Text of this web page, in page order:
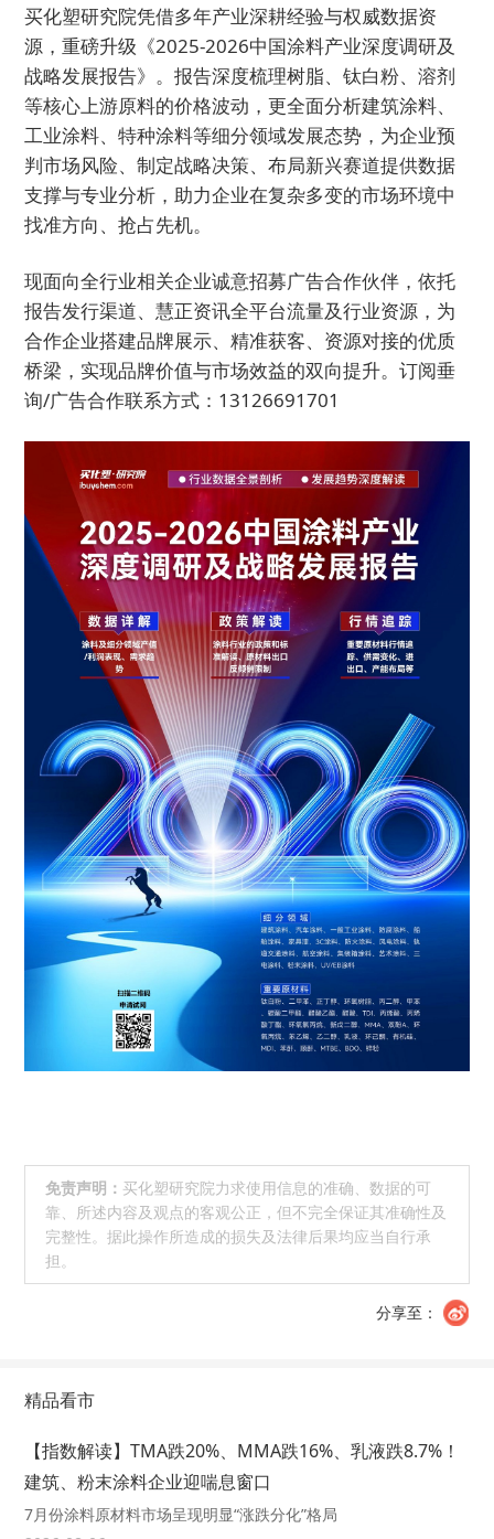
买化塑研究院凭借多年产业深耕经验与权威数据资
源，重磅升级《2025-2026中国涂料产业深度调研及
战略发展报告》。报告深度梳理树脂、钛白粉、溶剂
等核心上游原料的价格波动，更全面分析建筑涂料、
工业涂料、特种涂料等细分领域发展态势，为企业预
判市场风险、制定战略决策、布局新兴赛道提供数据
支撑与专业分析，助力企业在复杂多变的市场环境中
找准方向、抢占先机。
现面向全行业相关企业诚意招募广告合作伙伴，依托
报告发行渠道、慧正资讯全平台流量及行业资源，为
合作企业搭建品牌展示、精准获客、资源对接的优质
桥梁，实现品牌价值与市场效益的双向提升。订阅垂
询/广告合作联系方式：13126691701
免责声明： 买化塑研究院力求使用信息的准确、数据的可
靠、所述内容及观点的客观公正，但不完全保证其准确性及
完整性。据此操作所造成的损失及法律后果均应当自行承
担。
分享至：
精品看市
【指数解读】TMA跌20%、MMA跌16%、乳液跌8.7%！
建筑、粉末涂料企业迎喘息窗口
7月份涂料原材料市场呈现明显“涨跌分化”格局